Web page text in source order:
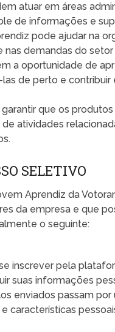
atuar em áreas
de informações e
pode ajudar na
demandas do setor
a oportunidade de
de perto e
garantir que os
atividades
SELETIVO
Aprendiz da
da empresa e que
o seguinte:
inscrever pela
suas informações
enviados passam
características